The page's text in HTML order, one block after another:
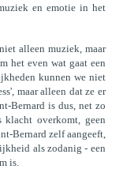
en emotie in het
alleen muziek, maar
het even wat gaat een
kunnen we niet
maar alleen dat ze er
Bernard is dus, net zo
klacht overkomt, geen
Bernard zelf aangeeft,
als zodanig - een
is.